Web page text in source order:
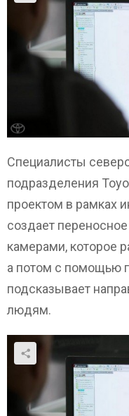
Специалисты
подразделения
проектом в рамках
создает
камерами, которое
а потом с помощью
подсказывает
людям.